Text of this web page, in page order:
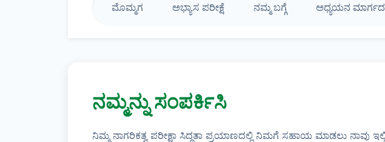
ಮೊಮ್ಮಗ ಅಭ್ಯಾಸ ಪರೀಕ್ಷೆ ನಮ್ಮ ಬಗ್ಗೆ ಅಧ್ಯಯನ
ನಮ್ಮನ್ನು ಸಂಪರ್ಕಿಸಿ
ನಿಮ್ಮ ನಾಗರಿಕತ್ವ ಪರೀಕ್ಷಾ ಸಿದ್ಧತಾ ಪ್ರಯಾಣದಲ್ಲಿ ನಿಮಗೆ ಸಹಾಯ ಮಾಡಲು ನಾವು